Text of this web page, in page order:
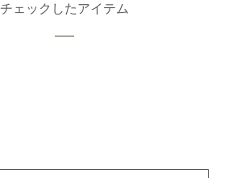
チェックしたアイテム